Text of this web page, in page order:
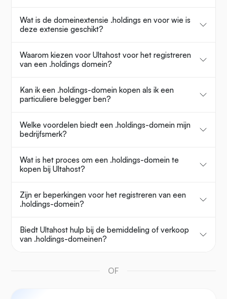
Wat is de domeinextensie .holdings en voor wie is
deze extensie geschikt?
Waarom kiezen voor Ultahost voor het registreren
van een .holdings domein?
Kan ik een .holdings-domein kopen als ik een
particuliere belegger ben?
Welke voordelen biedt een .holdings-domein mijn
bedrijfsmerk?
Wat is het proces om een .holdings-domein te
kopen bij Ultahost?
Zijn er beperkingen voor het registreren van een
.holdings-domein?
Biedt Ultahost hulp bij de bemiddeling of verkoop
van .holdings-domeinen?
OF